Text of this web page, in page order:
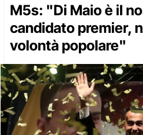
M5s: "Di Maio è il
candidato premier,
volontà popolare"